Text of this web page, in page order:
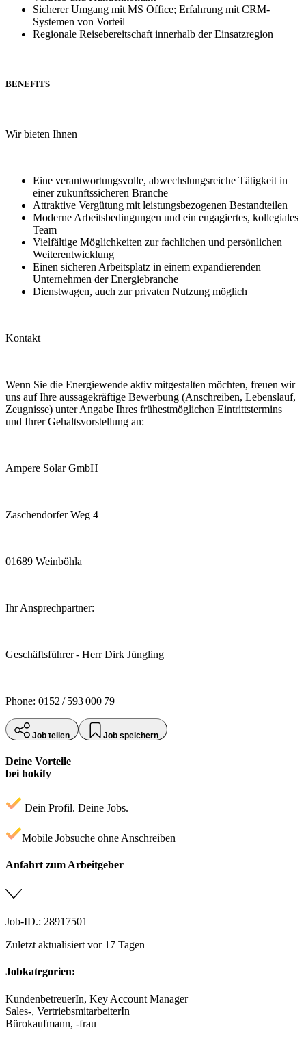
Sicherer Umgang mit MS Office; Erfahrung mit CRM-
Systemen von Vorteil
Regionale Reisebereitschaft innerhalb der Einsatzregion
BENEFITS
Wir bieten Ihnen
Eine verantwortungsvolle, abwechslungsreiche Tätigkeit in
einer zukunftssicheren Branche
Attraktive Vergütung mit leistungsbezogenen Bestandteilen
Moderne Arbeitsbedingungen und ein engagiertes, kollegiales
Team
Vielfältige Möglichkeiten zur fachlichen und persönlichen
Weiterentwicklung
Einen sicheren Arbeitsplatz in einem expandierenden
Unternehmen der Energiebranche
Dienstwagen, auch zur privaten Nutzung möglich
Kontakt
Wenn Sie die Energiewende aktiv mitgestalten möchten, freuen wir
uns auf Ihre aussagekräftige Bewerbung (Anschreiben, Lebenslauf,
Zeugnisse) unter Angabe Ihres frühestmöglichen Eintrittstermins
und Ihrer Gehaltsvorstellung an:
Ampere Solar GmbH
Zaschendorfer Weg 4
01689 Weinböhla
Ihr Ansprechpartner:
Geschäftsführer - Herr Dirk Jüngling
Phone: 0152 / 593 000 79
Job teilen Job speichern
Deine Vorteile
bei hokify
Dein Profil. Deine Jobs.
Mobile Jobsuche ohne Anschreiben
Anfahrt zum Arbeitgeber
Job-ID.: 28917501
Zuletzt aktualisiert vor 17 Tagen
Jobkategorien:
KundenbetreuerIn, Key Account Manager
Sales-, VertriebsmitarbeiterIn
Bürokaufmann, -frau